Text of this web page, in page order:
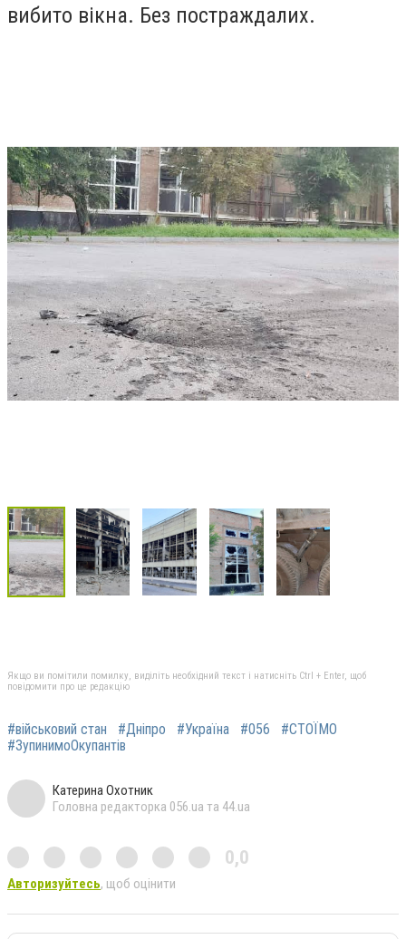
вибито вікна. Без постраждалих.
Якщо ви помітили помилку, виділіть необхідний текст і натисніть Ctrl + Enter, щоб
повідомити про це редакцію
#військовий стан #Дніпро #Україна #056
#СТОЇМО
#ЗупинимоОкупантів
Катерина Охотник
Головна редакторка 056.ua та 44.ua
0,0
Авторизуйтесь, щоб оцінити